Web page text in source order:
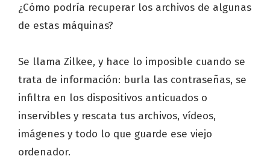
¿Cómo podría recuperar los archivos de algunas
de estas máquinas?
Se llama Zilkee, y hace lo imposible cuando se
trata de información: burla las contraseñas, se
infiltra en los dispositivos anticuados o
inservibles y rescata tus archivos, vídeos,
imágenes y todo lo que guarde ese viejo
ordenador.